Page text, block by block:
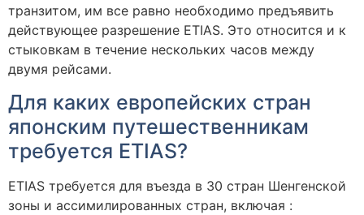
транзитом, им все равно необходимо предъявить
действующее разрешение ETIAS. Это относится и к
стыковкам в течение нескольких часов между
двумя рейсами.
Для каких европейских стран
японским путешественникам
требуется ETIAS?
ETIAS требуется для въезда в 30 стран Шенгенской
зоны и ассимилированных стран, включая :